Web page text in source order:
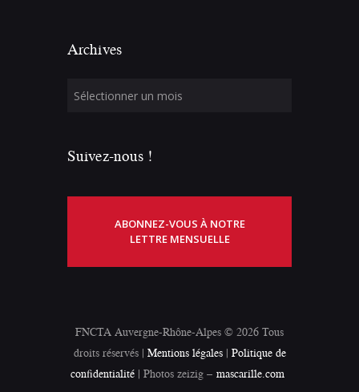
Archives
Suivez-nous !
ABONNEZ-VOUS À NOTRE
LETTRE MENSUELLE
FNCTA Auvergne-Rhône-Alpes © 2026 Tous
droits réservés | Mentions légales| Politique de
confidentialité | Photos zeizig – mascarille.com